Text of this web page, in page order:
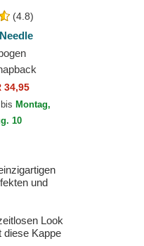
(4.8)
Speedway
American
34,95
Montag,
10
und
Look
diese Kappe